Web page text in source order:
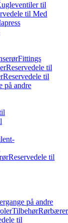
til
til Med
Fittings
Reservedele til
Reservedele til
på andre
Reservedele til
på andre
Tilbehør
til